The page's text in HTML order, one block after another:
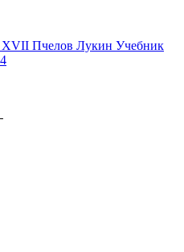
XVII Пчелов Лукин Учебник